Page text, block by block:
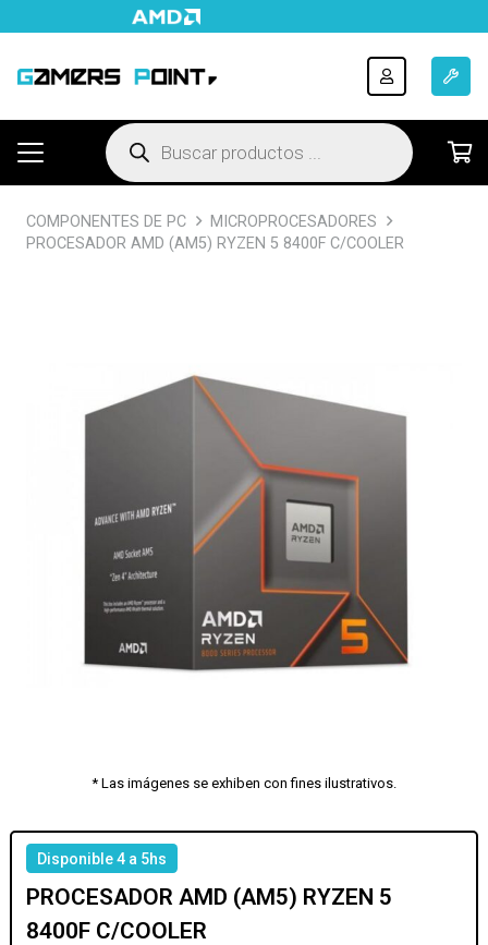
Búsqueda
de
productos
COMPONENTES DE PC
MICROPROCESADORES
PROCESADOR AMD (AM5) RYZEN 5 8400F C/COOLER
* Las imágenes se exhiben con fines ilustrativos.
Disponible 4 a 5hs
PROCESADOR AMD (AM5) RYZEN 5
8400F C/COOLER